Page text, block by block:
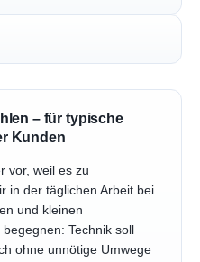
– für typische
Kunden
vor, weil es zu
in der täglichen Arbeit bei
und kleinen
Technik soll
ohne unnötige Umwege